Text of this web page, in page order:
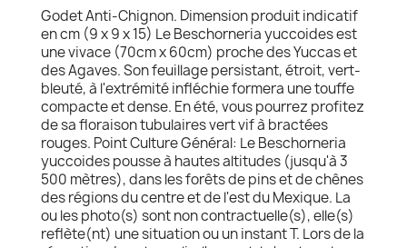
Godet Anti-Chignon. Dimension produit indicatif
en cm (9 x 9 x 15) Le Beschorneria yuccoides est
une vivace (70cm x 60cm) proche des Yuccas et
des Agaves. Son feuillage persistant, étroit, vert-
bleuté, à l'extrémité infléchie formera une touffe
compacte et dense. En été, vous pourrez profitez
de sa floraison tubulaires vert vif à bractées
rouges. Point Culture Général: Le Beschorneria
yuccoides pousse à hautes altitudes (jusqu'à 3
500 mètres), dans les forêts de pins et de chênes
des régions du centre et de l'est du Mexique. La
ou les photo(s) sont non contractuelle(s), elle(s)
reflète(nt) une situation ou un instant T. Lors de la